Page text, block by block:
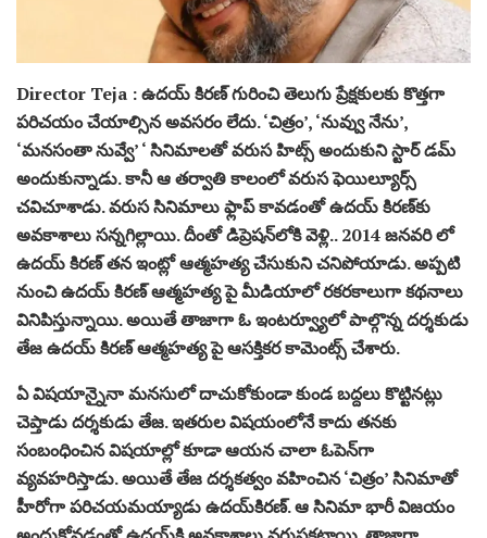
Director Teja : ఉదయ్ కిరణ్ గురించి తెలుగు ప్రేక్షకులకు కొత్తగా
పరిచయం చేయాల్సిన అవసరం లేదు. ‘చిత్రం’, ‘నువ్వు నేను’,
‘మనసంతా నువ్వే’ ‘ సినిమాలతో వరుస హిట్స్ అందుకుని స్టార్ డమ్
అందుకున్నాడు. కానీ ఆ తర్వాతి కాలంలో వరుస ఫెయిల్యూర్స్
చవిచూశాడు. వరుస సినిమాలు ఫ్లాప్‌ కావడంతో ఉదయ్‌ కిరణ్‌కు
అవకాశాలు సన్నగిల్లాయి. దీంతో డిప్రెషన్‌లోకి వెళ్లి.. 2014 జనవరి లో
ఉదయ్ కిరణ్ తన ఇంట్లో ఆత్మహత్య చేసుకుని చనిపోయాడు. అప్పటి
నుంచి ఉదయ్ కిరణ్ ఆత్మహత్య పై మీడియాలో రకరకాలుగా కథనాలు
వినిపిస్తున్నాయి. అయితే తాజాగా ఓ ఇంటర్వ్యూలో పాల్గొన్న దర్శకుడు
తేజ ఉదయ్ కిరణ్ ఆత్మహత్య పై ఆసక్తికర కామెంట్స్ చేశారు.
ఏ విషయాన్నైనా మనసులో దాచుకోకుండా కుండ బద్దలు కొట్టినట్లు
చెప్తాడు దర్శకుడు తేజ. ఇతరుల విషయంలోనే కాదు తనకు
సంబంధించిన విషయాల్లో కూడా ఆయన చాలా ఓపెన్‌గా
వ్యవహరిస్తాడు. అయితే తేజ దర్శకత్వం వహించిన ‘చిత్రం’ సినిమాతో
హీరోగా పరిచయమయ్యాడు ఉదయ్‌కిరణ్‌. ఆ సినిమా భారీ విజయం